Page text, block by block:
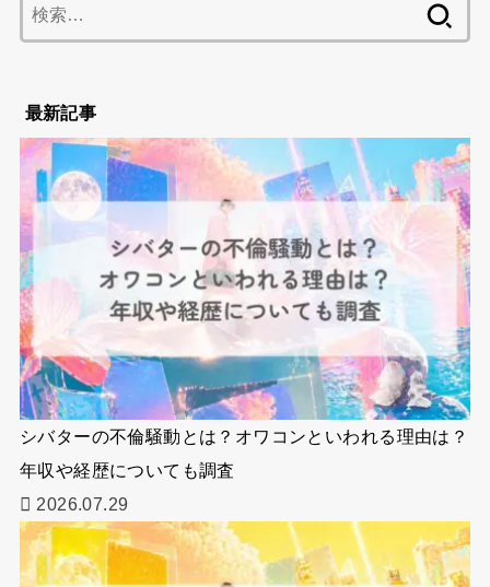
索:
最新記事
シバターの不倫騒動とは？オワコンといわれる理由は？
年収や経歴についても調査
2026.07.29